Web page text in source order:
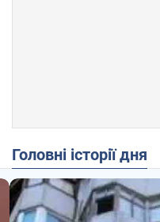
Головні історії дня